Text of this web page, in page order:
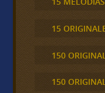
15
150
150